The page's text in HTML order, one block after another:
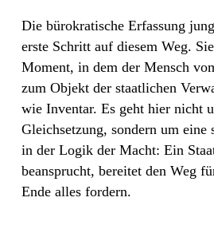
Die bürokratische Erfassung
erste Schritt auf diesem Weg.
Moment, in dem der Mensch
zum Objekt der staatlichen
wie Inventar. Es geht hier nicht
Gleichsetzung, sondern um
in der Logik der Macht: Ein
beansprucht, bereitet den Weg
Ende alles fordern.